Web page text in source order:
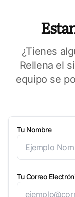
¿Tienes
Rellena el
equipo se
Tu Nombre
Tu Correo